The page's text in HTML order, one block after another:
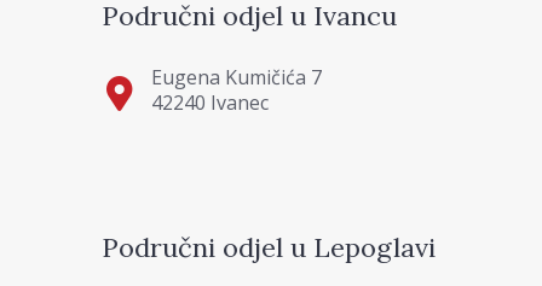
Područni odjel u Ivancu
Eugena Kumičića 7
42240 Ivanec
Područni odjel u Lepoglavi